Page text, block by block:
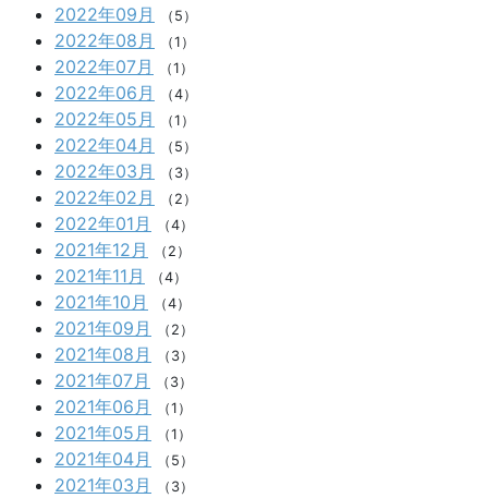
2022年09月 （5）
2022年08月 （1）
2022年07月 （1）
2022年06月 （4）
2022年05月 （1）
2022年04月 （5）
2022年03月 （3）
2022年02月 （2）
2022年01月 （4）
2021年12月 （2）
2021年11月 （4）
2021年10月 （4）
2021年09月 （2）
2021年08月 （3）
2021年07月 （3）
2021年06月 （1）
2021年05月 （1）
2021年04月 （5）
2021年03月 （3）